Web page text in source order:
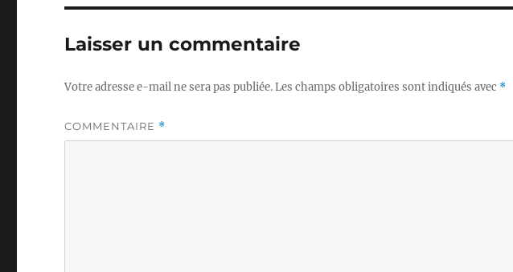
Laisser un commentaire
Votre adresse e-mail ne sera pas publiée.Les champs obligatoires sont indiqués avec *
COMMENTAIRE *